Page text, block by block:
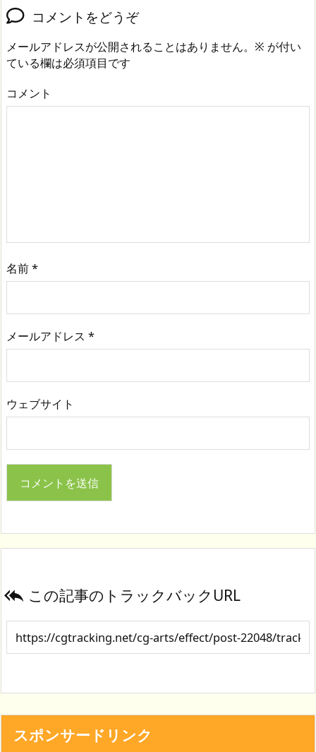
コメントをどうぞ
メールアドレスが公開されることはありません。 ※ が付い
ている欄は必須項目です
コメント
名前*
メールアドレス *
ウェブサイト
 この記事のトラックバックURL
スポンサードリンク